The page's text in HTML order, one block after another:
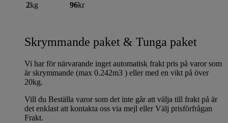
2kg 96kr
Skrymmande paket & Tunga paket
Vi har för närvarande inget automatisk frakt pris på varor som
är skrymmande (max 0.242m3 ) eller med en vikt på över
20kg.
Vill du Beställa varor som det inte går att välja till frakt på är
det enklast att kontakta oss via mejl eller Välj prisförfrågan
Frakt.